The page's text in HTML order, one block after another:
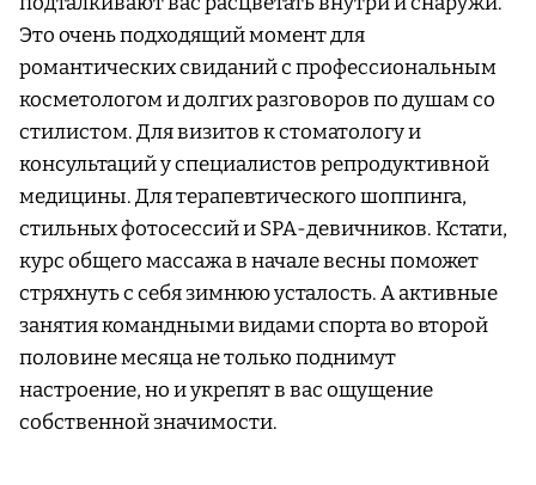
Это очень подходящий момент для
романтических свиданий с профессиональным
косметологом и долгих разговоров по душам со
стилистом. Для визитов к стоматологу и
консультаций у специалистов репродуктивной
медицины. Для терапевтического шоппинга,
стильных фотосессий и SPA-девичников. Кстати,
курс общего массажа в начале весны поможет
стряхнуть с себя зимнюю усталость. А активные
занятия командными видами спорта во второй
половине месяца не только поднимут
настроение, но и укрепят в вас ощущение
собственной значимости.